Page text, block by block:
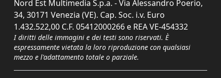
Nord Est Multimedia S.p.a. - Via Alessandro Poerio,
34, 30171 Venezia (VE). Cap. Soc. i.v. Euro
1.432.522,00 C.F. 05412000266 e REA VE-454332
I diritti delle immagini e dei testi sono riservati. È
espressamente vietata la loro riproduzione con qualsiasi
mezzo e l'adattamento totale o parziale.